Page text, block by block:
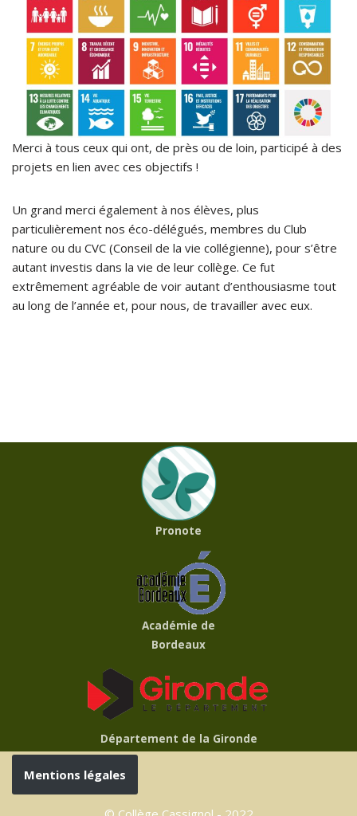
Merci à tous ceux qui ont, de près ou de loin, participé à des
projets en lien avec ces objectifs !
Un grand merci également à nos élèves, plus
particulièrement nos éco-délégués, membres du Club
nature ou du CVC (Conseil de la vie collégienne), pour s’être
autant investis dans la vie de leur collège. Ce fut
extrêmement agréable de voir autant d’enthousiasme tout
au long de l’année et, pour nous, de travailler avec eux.
Pronote
Académie de
Bordeaux
Département de la Gironde
Mentions légales